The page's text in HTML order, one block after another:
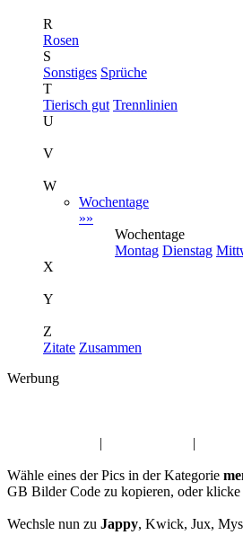
R
Rosen
S
Sonstiges Sprüche
T
Tierisch gut Trennlinien
U
V
W
Wochentage
»»
Wochentage
Montag Dienstag
X
Y
Z
Zitate Zusammen
Werbung
| |
Wähle eines der Pics in der Kategorie
GB Bilder Code zu kopieren, oder
Wechsle nun zu Jappy, Kwick, Jux,